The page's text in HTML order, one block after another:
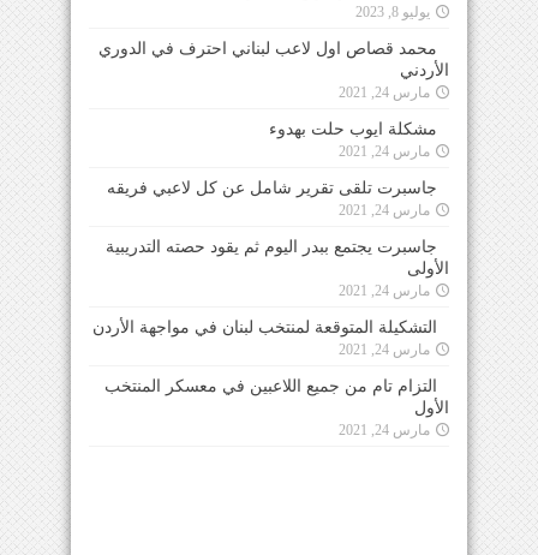
يوليو 8, 2023
محمد قصاص اول لاعب لبناني احترف في الدوري
الأردني
مارس 24, 2021
مشكلة ايوب حلت بهدوء
مارس 24, 2021
جاسبرت تلقى تقرير شامل عن كل لاعبي فريقه
مارس 24, 2021
جاسبرت يجتمع ببدر اليوم ثم يقود حصته التدريبية
الأولى
مارس 24, 2021
التشكيلة المتوقعة لمنتخب لبنان في مواجهة الأردن
مارس 24, 2021
التزام تام من جميع اللاعبين في معسكر المنتخب
الأول
مارس 24, 2021